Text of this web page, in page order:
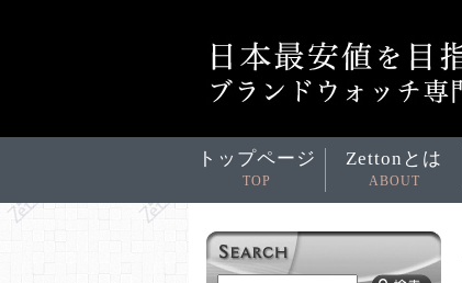
トップページ
TOP
Zettonとは
ABOUT